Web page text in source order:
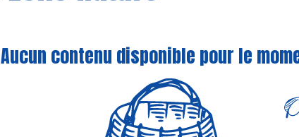
Aucun contenu disponible pour le